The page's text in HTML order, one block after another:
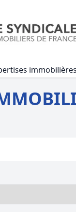
immobilières